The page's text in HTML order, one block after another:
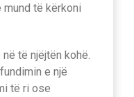
të kërkoni
të njëjtën kohë.
e një
të ri ose